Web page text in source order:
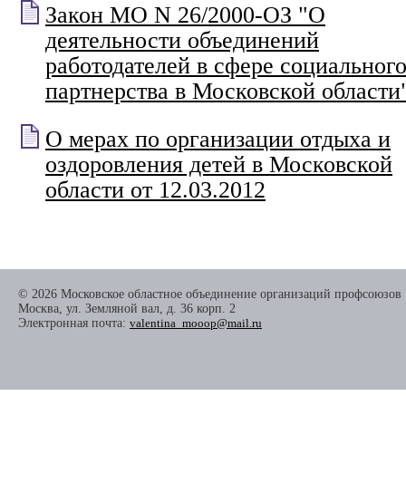
Закон МО N 26/2000-ОЗ "О
деятельности объединений
работодателей в сфере социального
партнерства в Московской
О мерах по организации отдыха и
оздоровления детей в Московской
области от 12.03.2012
© 2026 Московское областное объединение организаций профсоюзов
Москва, ул. Земляной вал, д. 36 корп. 2
Электронная почта: valentina_mooop@mail.ru